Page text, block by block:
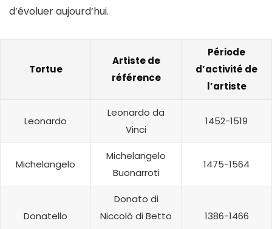
d’évoluer aujourd’hui.
Tortue
Artiste de
référence
Période
d’activité de
l’artiste
Leonardo
Leonardo da
Vinci
1452-1519
Michelangelo
Michelangelo
Buonarroti
1475-1564
Donatello
Donato di
Niccolò di Betto
1386-1466